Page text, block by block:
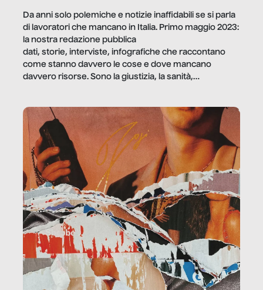
Da anni solo polemiche e notizie inaffidabili se si parla
di lavoratori che mancano in Italia. Primo maggio 2023:
la nostra redazione pubblica
dati, storie, interviste, infografiche che raccontano
come stanno davvero le cose e dove mancano
davvero risorse. Sono la giustizia, la sanità,